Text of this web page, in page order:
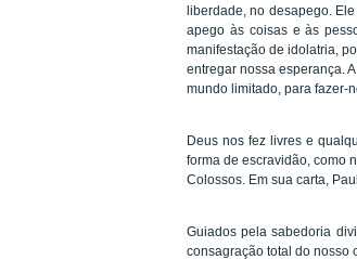
liberdade, no desapego.
apego às coisas e às
manifestação de idolatria,
entregar nossa esperança.
mundo limitado, para fazer-
Deus nos fez livres e
forma de escravidão, como
Colossos. Em sua carta,
Guiados pela sabedoria
consagração total do nosso